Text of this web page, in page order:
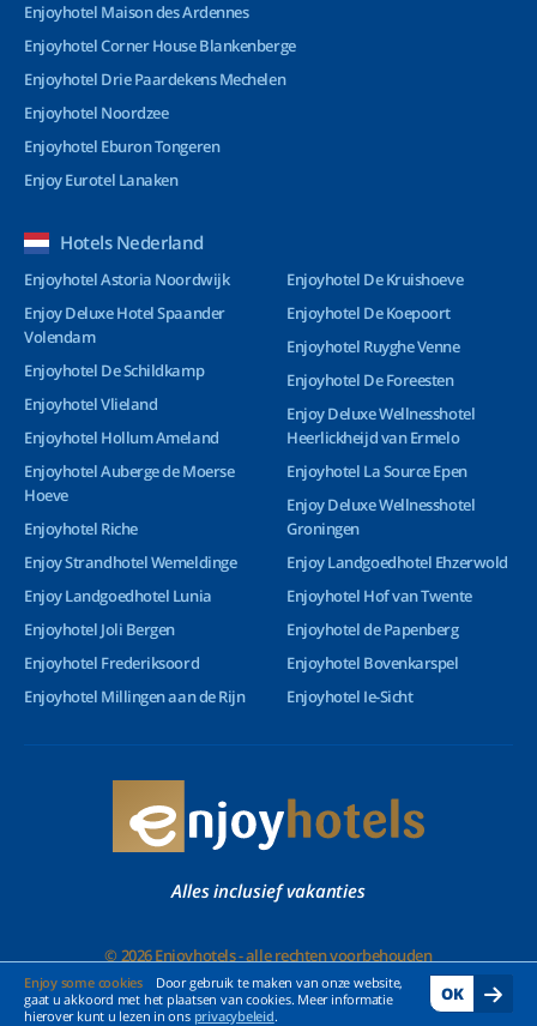
Enjoy some cookies
Door gebruik te maken van onze website,
gaat u akkoord met het plaatsen van cookies. Meer informatie
hierover kunt u lezen in ons privacybeleid.
OK
Enjoyhotel Maison des Ardennes
Enjoyhotel Corner House Blankenberge
Enjoyhotel Drie Paardekens Mechelen
Enjoyhotel Noordzee
Enjoyhotel Eburon Tongeren
Enjoy Eurotel Lanaken
Hotels Nederland
Enjoyhotel Astoria Noordwijk
Enjoy Deluxe Hotel Spaander
Volendam
Enjoyhotel De Schildkamp
Enjoyhotel Vlieland
Enjoyhotel Hollum Ameland
Enjoyhotel Auberge de Moerse
Hoeve
Enjoyhotel Riche
Enjoy Strandhotel Wemeldinge
Enjoy Landgoedhotel Lunia
Enjoyhotel Joli Bergen
Enjoyhotel Frederiksoord
Enjoyhotel Millingen aan de Rijn
Enjoyhotel De Kruishoeve
Enjoyhotel De Koepoort
Enjoyhotel Ruyghe Venne
Enjoyhotel De Foreesten
Enjoy Deluxe Wellnesshotel
Heerlickheijd van Ermelo
Enjoyhotel La Source Epen
Enjoy Deluxe Wellnesshotel
Groningen
Enjoy Landgoedhotel Ehzerwold
Enjoyhotel Hof van Twente
Enjoyhotel de Papenberg
Enjoyhotel Bovenkarspel
Enjoyhotel Ie-Sicht
Alles inclusief vakanties
© 2026 Enjoyhotels - alle rechten voorbehouden